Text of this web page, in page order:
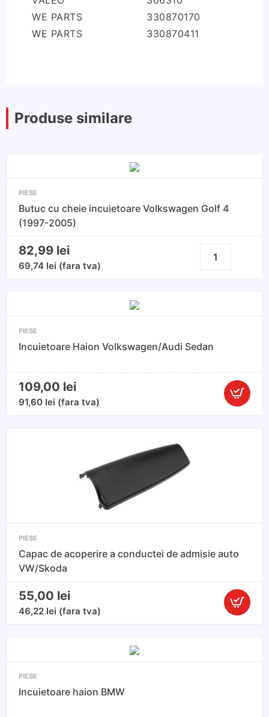
WE PARTS
330870170
WE PARTS
330870411
Produse similare
PIESE
Butuc cu cheie incuietoare Volkswagen Golf 4
(1997-2005)
82,99 lei
69,74 lei (fara tva)
Cantitate
Butuc
4
PIESE
Incuietoare Haion Volkswagen/Audi Sedan
109,00 lei
91,60 lei (fara tva)
Cantitate
PIESE
Capac de acoperire a conductei de admisie auto
VW/Skoda
55,00 lei
46,22 lei (fara tva)
Cantitate
PIESE
Incuietoare haion BMW